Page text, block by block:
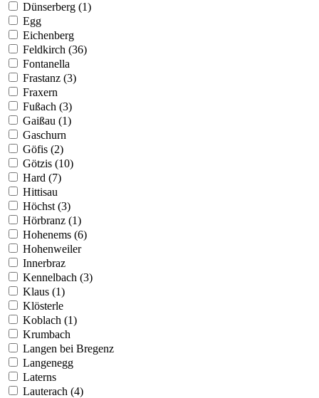
Dünserberg (1)
Egg
Eichenberg
Feldkirch (36)
Fontanella
Frastanz (3)
Fraxern
Fußach (3)
Gaißau (1)
Gaschurn
Göfis (2)
Götzis (10)
Hard (7)
Hittisau
Höchst (3)
Hörbranz (1)
Hohenems (6)
Hohenweiler
Innerbraz
Kennelbach (3)
Klaus (1)
Klösterle
Koblach (1)
Krumbach
Langen bei Bregenz
Langenegg
Laterns
Lauterach (4)